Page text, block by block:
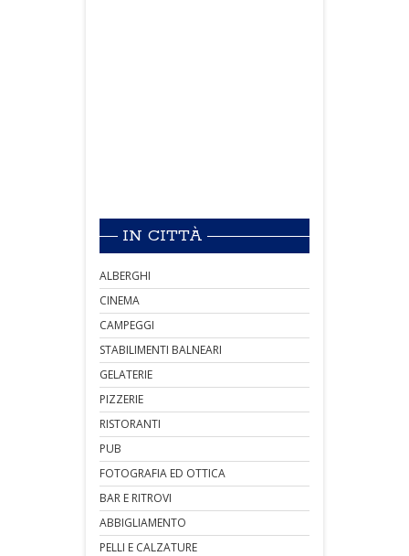
IN CITTÀ
ALBERGHI
CINEMA
CAMPEGGI
STABILIMENTI BALNEARI
GELATERIE
PIZZERIE
RISTORANTI
PUB
FOTOGRAFIA ED OTTICA
BAR E RITROVI
ABBIGLIAMENTO
PELLI E CALZATURE